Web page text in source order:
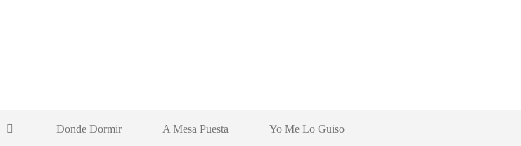
Donde Dormir A Mesa Puesta Yo Me Lo Guiso